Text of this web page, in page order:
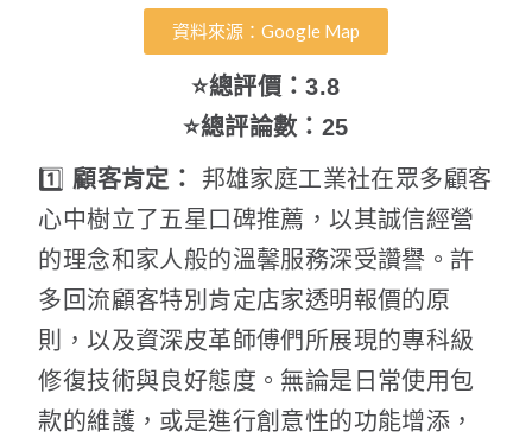
資料來源：Google Map
⭐總評價：3.8
⭐總評論數：25
1️⃣ 顧客肯定：
邦雄家庭工業社在眾多顧客
心中樹立了五星口碑推薦，以其誠信經營
的理念和家人般的溫馨服務深受讚譽。許
多回流顧客特別肯定店家透明報價的原
則，以及資深皮革師傅們所展現的專科級
修復技術與良好態度。無論是日常使用包
款的維護，或是進行創意性的功能增添，